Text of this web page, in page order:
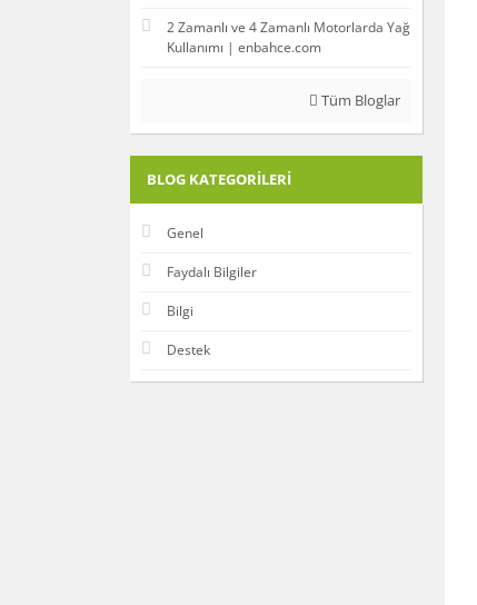
2 Zamanlı ve 4 Zamanlı Motorlarda Yağ
Kullanımı | enbahce.com
Tüm Bloglar
BLOG KATEGORILERI
Genel
Faydalı Bilgiler
Bilgi
Destek